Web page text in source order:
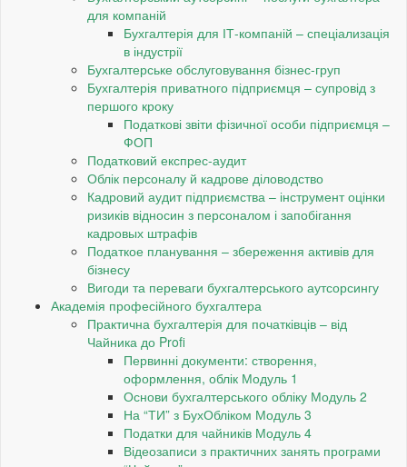
для компаній
Бухгалтерія для ІТ-компаній – спеціализація
в індустрії
Бухгалтерське обслуговування бізнес-груп
Бухгалтерія приватного підприємця – супровід з
першого кроку
Податкові звіти фізичної особи підприємця –
ФОП
Податковий експрес-аудит
Облік персоналу й кадрове діловодство
Кадровий аудит підприємства – інструмент оцінки
ризиків відносин з персоналом і запобігання
кадровых штрафів
Податкое планування – збереження активів для
бізнесу
Вигоди та переваги бухгалтерського аутсорсингу
Академія професійного бухгалтера
Практична бухгалтерія для початківців – від
Чайника до Profi
Первинні документи: створення,
оформлення, облік Модуль 1
Основи бухгалтерського обліку Модуль 2
На “ТИ” з БухОбліком Модуль 3
Податки для чайників Модуль 4
Відеозаписи з практичних занять програми